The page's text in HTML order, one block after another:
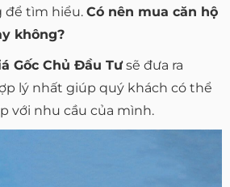
để tìm hiểu. Có nên mua căn hộ
không?
Gốc Chủ Đầu Tưsẽ đưa ra
lý nhất giúp quý khách có thể
với nhu cầu của mình.